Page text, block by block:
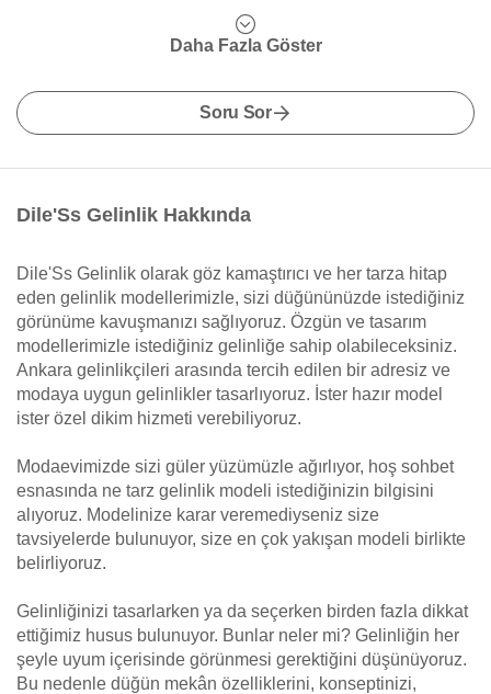
Daha Fazla Göster
Soru Sor
Dile'Ss Gelinlik Hakkında
Dile'Ss Gelinlik olarak göz kamaştırıcı ve her tarza hitap
eden gelinlik modellerimizle, sizi düğününüzde istediğiniz
görünüme kavuşmanızı sağlıyoruz. Özgün ve tasarım
modellerimizle istediğiniz gelinliğe sahip olabileceksiniz.
Ankara gelinlikçileri arasında tercih edilen bir adresiz ve
modaya uygun gelinlikler tasarlıyoruz. İster hazır model
ister özel dikim hizmeti verebiliyoruz.
Modaevimizde sizi güler yüzümüzle ağırlıyor, hoş sohbet
esnasında ne tarz gelinlik modeli istediğinizin bilgisini
alıyoruz. Modelinize karar veremediyseniz size
tavsiyelerde bulunuyor, size en çok yakışan modeli birlikte
belirliyoruz.
Gelinliğinizi tasarlarken ya da seçerken birden fazla dikkat
ettiğimiz husus bulunuyor. Bunlar neler mi? Gelinliğin her
şeyle uyum içerisinde görünmesi gerektiğini düşünüyoruz.
Bu nedenle düğün mekân özelliklerini, konseptinizi,